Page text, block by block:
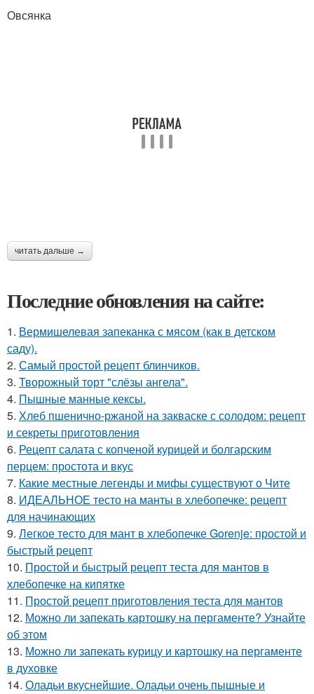
Овсянка
читать дальше →
Последние обновления на сайте:
1. Вермишелевая запеканка с мясом (как в детском
саду).
2. Самый простой рецепт блинчиков.
3. Творожный торт "слёзы ангела".
4. Пышные манные кексы.
5. Хлеб пшенично-ржаной на закваске с солодом: рецепт
и секреты приготовления
6. Рецепт салата с копченой курицей и болгарским
перцем: простота и вкус
7. Какие местные легенды и мифы существуют о Чите
8. ИДЕАЛЬНОЕ тесто на манты в хлебопечке: рецепт
для начинающих
9. Легкое тесто для мант в хлебопечке Gorenje: простой и
быстрый рецепт
10. Простой и быстрый рецепт теста для мантов в
хлебопечке на кипятке
11. Простой рецепт приготовления теста для мантов
12. Можно ли запекать картошку на пергаменте? Узнайте
об этом
13. Можно ли запекать курицу и картошку на пергаменте
в духовке
14. Оладьи вкуснейшие. Оладьи очень пышные и